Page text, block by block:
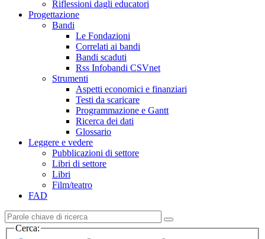
Riflessioni dagli educatori
Progettazione
Bandi
Le Fondazioni
Correlati ai bandi
Bandi scaduti
Rss Infobandi CSVnet
Strumenti
Aspetti economici e finanziari
Testi da scaricare
Programmazione e Gantt
Ricerca dei dati
Glossario
Leggere e vedere
Pubblicazioni di settore
Libri di settore
Libri
Film/teatro
FAD
Cerca: